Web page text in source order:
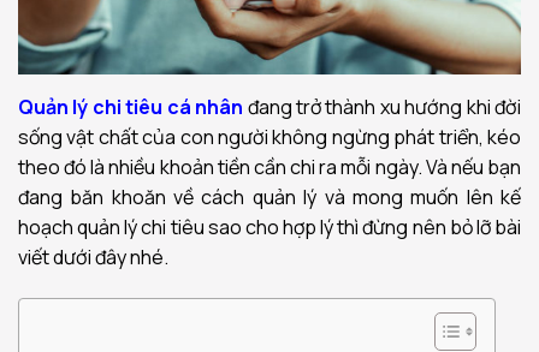
Quản lý chi tiêu cá nhân đang trở thành xu hướng khi đời
sống vật chất của con người không ngừng phát triển, kéo
theo đó là nhiều khoản tiền cần chi ra mỗi ngày. Và nếu bạn
đang băn khoăn về cách quản lý và mong muốn lên kế
hoạch quản lý chi tiêu sao cho hợp lý thì đừng nên bỏ lỡ bài
viết dưới đây nhé.